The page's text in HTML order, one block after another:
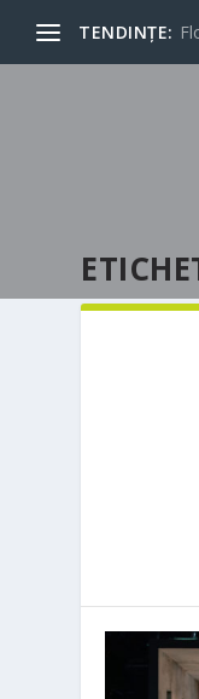
TENDINȚE: